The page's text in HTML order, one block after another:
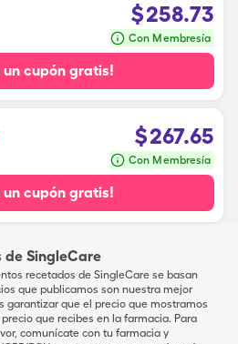
$258.73
Con Membresía
un cupón gratis!
$267.65
Con Membresía
un cupón gratis!
SingleCare
recetados de SingleCare se basan
que publicamos son nuestra mejor
garantizar que el precio que mostramos
que recibes en la farmacia. Para
comunícate con tu farmacia y